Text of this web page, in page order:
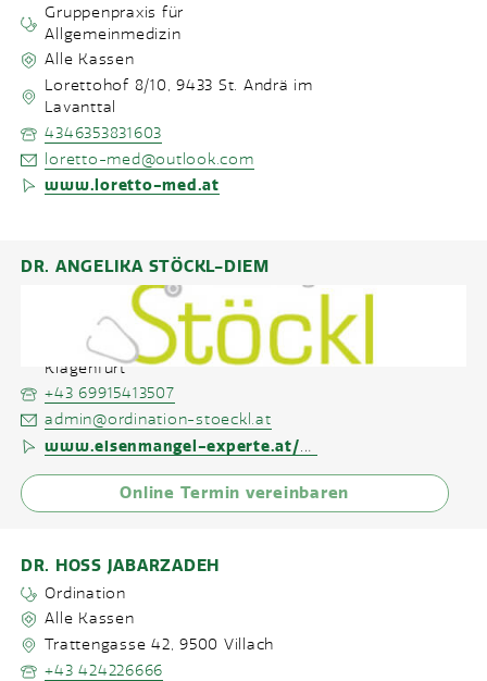
Gruppenpraxis für
Allgemeinmedizin
Alle Kassen
Lorettohof 8/10, 9433 St. Andrä im
Lavanttal
4346353831603
loretto-med@outlook.com
www.loretto-med.at
DR. ANGELIKA STÖCKL-DIEM
Keine Kassen
St. Veiter Ring 35/1.St., 9020
Klagenfurt
+43 69915413507
admin@ordination-stoeckl.at
www.eisenmangel-experte.at/dr-stoeckl
Online Termin vereinbaren
DR. HOSS JABARZADEH
Ordination
Alle Kassen
Trattengasse 42, 9500 Villach
+43 424226666